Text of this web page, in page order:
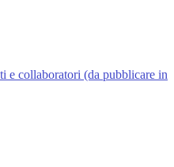
e collaboratori (da pubblicare in